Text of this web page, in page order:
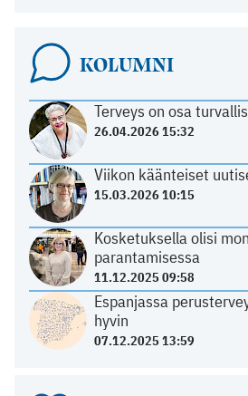
KOLUMNI
Terveys on osa
26.04.2026 15:32
Viikon käänteiset
15.03.2026 10:15
Kosketuksella olisi
parantamisessa
11.12.2025 09:58
Espanjassa
hyvin
07.12.2025 13:59